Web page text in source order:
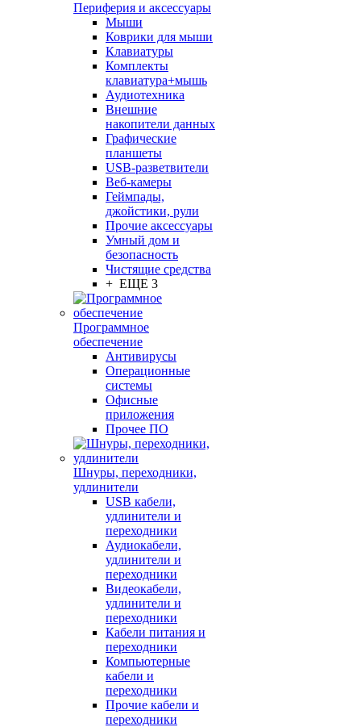
Периферия и аксессуары
Мыши
Коврики для мыши
Клавиатуры
Комплекты
клавиатура+мышь
Аудиотехника
Внешние
накопители данных
Графические
планшеты
USB-разветвители
Веб-камеры
Геймпады,
джойстики, рули
Прочие аксессуары
Умный дом и
безопасность
Чистящие средства
+ ЕЩЕ 3
Программное
обеспечение
Антивирусы
Операционные
системы
Офисные
приложения
Прочее ПО
Шнуры, переходники,
удлинители
USB кабели,
удлинители и
переходники
Аудиокабели,
удлинители и
переходники
Видеокабели,
удлинители и
переходники
Кабели питания и
переходники
Компьютерные
кабели и
переходники
Прочие кабели и
переходники